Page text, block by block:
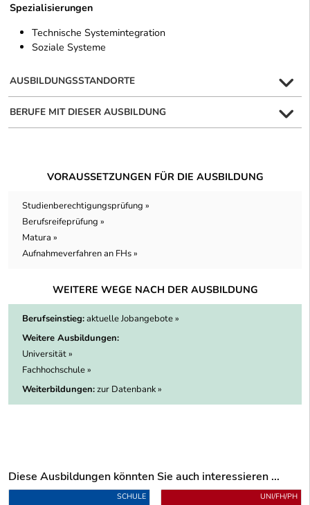
Spezialisierungen
Technische Systemintegration
Soziale Systeme
AUSBILDUNGSSTANDORTE
BERUFE MIT DIESER AUSBILDUNG
VORAUSSETZUNGEN FÜR DIE AUSBILDUNG
Studienberechtigungsprüfung »
Berufsreifeprüfung »
Matura »
Aufnahmeverfahren an FHs »
WEITERE WEGE NACH DER AUSBILDUNG
Berufseinstieg:aktuelle Jobangebote »
Weitere Ausbildungen:
Universität »
Fachhochschule »
Weiterbildungen:zur Datenbank »
Diese Ausbildungen könnten Sie auch interessieren ...
Uber weitere Ausbildungsvorschläge
SCHULE UNI/FH/PH